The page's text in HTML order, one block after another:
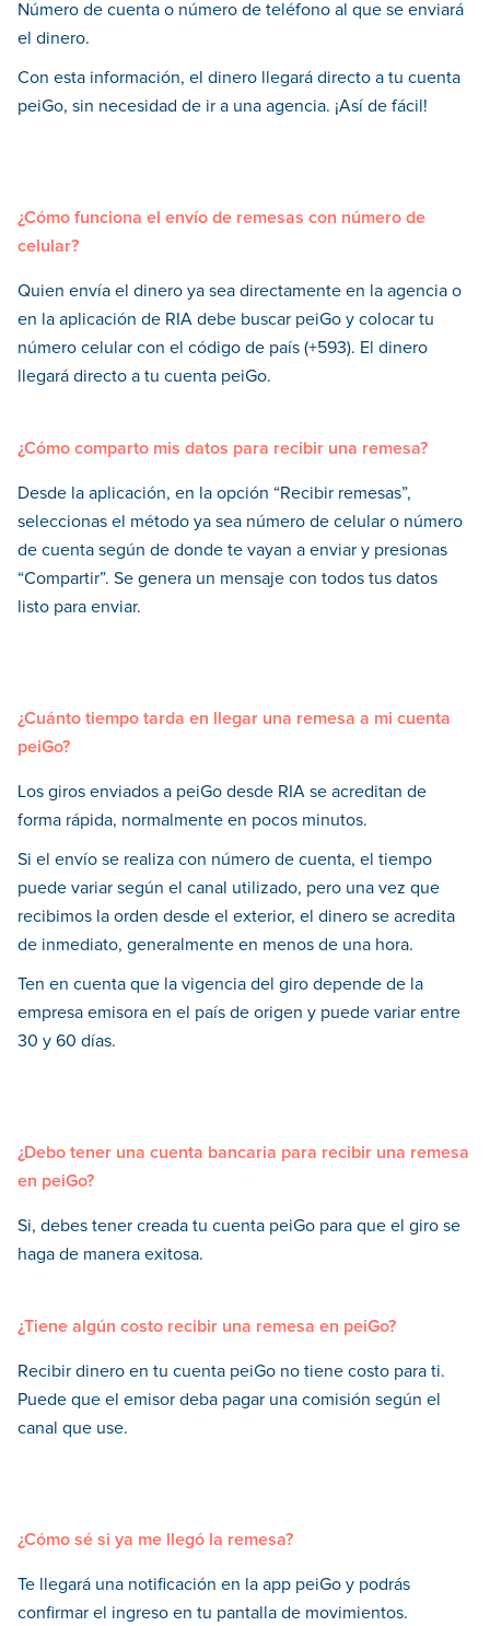
Número de cuenta o número de teléfono al que se enviará
el dinero.
Con esta información, el dinero llegará directo a tu cuenta
peiGo, sin necesidad de ir a una agencia. ¡Así de fácil!
¿Cómo funciona el envío de remesas con número de
celular?
Quien envía el dinero ya sea directamente en la agencia o
en la aplicación de RIA debe buscar peiGo y colocar tu
número celular con el código de país (+593). El dinero
llegará directo a tu cuenta peiGo.
¿Cómo comparto mis datos para recibir una remesa?
Desde la aplicación, en la opción “Recibir remesas”,
seleccionas el método ya sea número de celular o número
de cuenta según de donde te vayan a enviar y presionas
“Compartir”. Se genera un mensaje con todos tus datos
listo para enviar.
¿Cuánto tiempo tarda en llegar una remesa a mi cuenta
peiGo?
Los giros enviados a peiGo desde RIA se acreditan de
forma rápida, normalmente en pocos minutos.
Si el envío se realiza con número de cuenta, el tiempo
puede variar según el canal utilizado, pero una vez que
recibimos la orden desde el exterior, el dinero se acredita
de inmediato, generalmente en menos de una hora.
Ten en cuenta que la vigencia del giro depende de la
empresa emisora en el país de origen y puede variar entre
30 y 60 días.
¿Debo tener una cuenta bancaria para recibir una remesa
en peiGo?
Si, debes tener creada tu cuenta peiGo para que el giro se
haga de manera exitosa.
¿Tiene algún costo recibir una remesa en peiGo?
Recibir dinero en tu cuenta peiGo no tiene costo para ti.
Puede que el emisor deba pagar una comisión según el
canal que use.
¿Cómo sé si ya me llegó la remesa?
Te llegará una notificación en la app peiGo y podrás
confirmar el ingreso en tu pantalla de movimientos.